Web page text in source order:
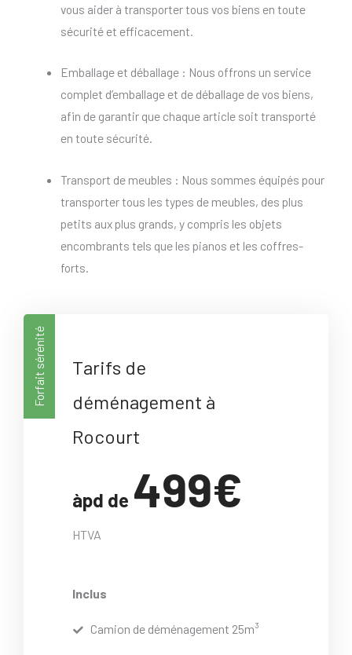
vous aider à transporter tous vos biens en toute
sécurité et efficacement.
Emballage et déballage : Nous offrons un service
complet d’emballage et de déballage de vos biens,
afin de garantir que chaque article soit transporté
en toute sécurité.
Transport de meubles : Nous sommes équipés pour
transporter tous les types de meubles, des plus
petits aux plus grands, y compris les objets
encombrants tels que les pianos et les coffres-
forts.
Forfait sérénité
Tarifs de
déménagement à
Rocourt
àpd de 499€
HTVA
Inclus
Camion de déménagement 25m³